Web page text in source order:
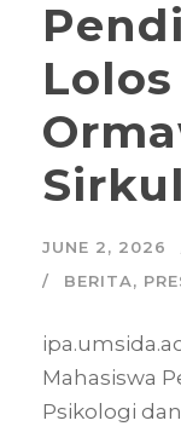
JUNE 2, 2026
BERITA,
Mahasiswa
Psikologi